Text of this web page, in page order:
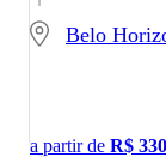
Belo
a partir de R$